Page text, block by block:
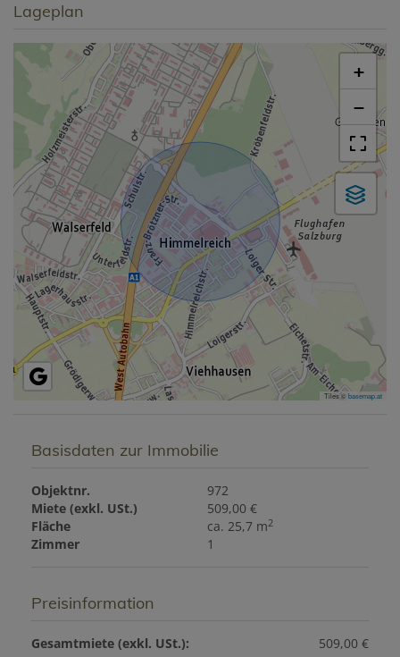
Lageplan
+
−
Tiles ©basemap.at
Basisdaten zur Immobilie
Objektnr.
972
Miete (exkl. USt.)
509,00 €
Fläche
ca. 25,7 m2
Zimmer 1
Preisinformation
Gesamtmiete (exkl. USt.): 509,00 €